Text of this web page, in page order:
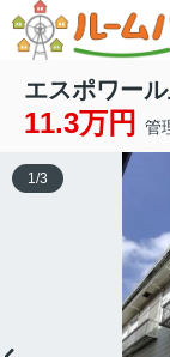
エスポワー
11.3万円 管
1/3